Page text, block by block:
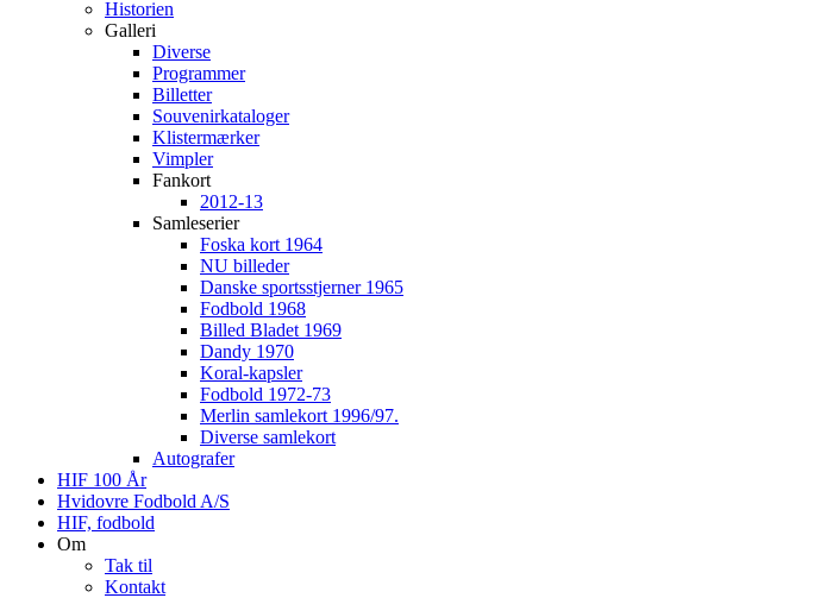
Historien
Galleri
Diverse
Programmer
Billetter
Souvenirkataloger
Klistermærker
Vimpler
Fankort
2012-13
Samleserier
Foska kort 1964
NU billeder
Danske sportsstjerner 1965
Fodbold 1968
Billed Bladet 1969
Dandy 1970
Koral-kapsler
Fodbold 1972-73
Merlin samlekort 1996/97.
Diverse samlekort
Autografer
HIF 100 År
Hvidovre Fodbold A/S
HIF, fodbold
Om
Tak til
Kontakt